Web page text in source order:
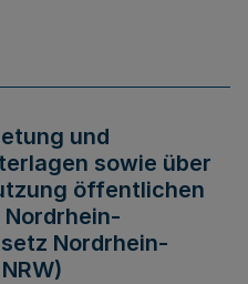
und
sowie über
öffentlichen
Nordrhein-